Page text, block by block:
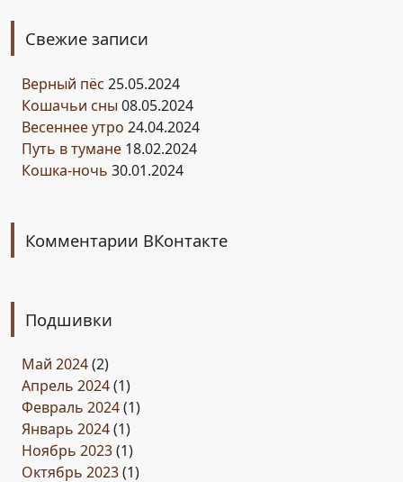
Свежие записи
Верный пёс 25.05.2024
Кошачьи сны 08.05.2024
Весеннее утро 24.04.2024
Путь в тумане 18.02.2024
Кошка-ночь 30.01.2024
Комментарии ВКонтакте
Подшивки
Май 2024(2)
Апрель 2024(1)
Февраль 2024(1)
Январь 2024(1)
Ноябрь 2023(1)
Октябрь 2023(1)